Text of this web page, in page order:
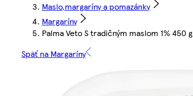
Maslo,margaríny a pomazánky
Margaríny
Palma Veto S tradičným maslom 1% 450 g
Späť na Margaríny